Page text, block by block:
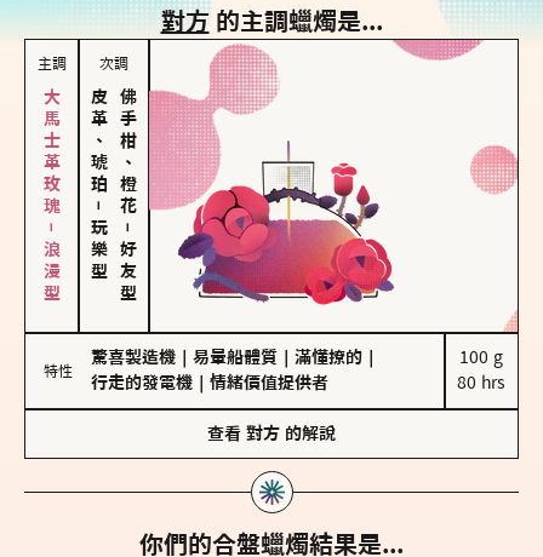
對方的主調蠟燭是...
主調
大馬士革玫瑰－浪漫型
次調
皮革、琥珀
－
玩樂型
佛手柑、橙花
－
好友型
特性
驚喜製造機 易暈船體質 滿懂撩的
行走的發電機
情緒價值提供者
100 g
80 hrs
查看 對方 的解說
你們的合盤蠟燭結果是...